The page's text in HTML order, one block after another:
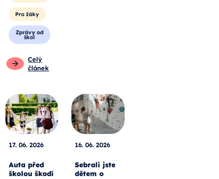
Pro žáky
Zprávy od
škol
Celý
článek
17. 06. 2026
Auta před
školou škodí
16. 06. 2026
Sebrali jste
dětem o